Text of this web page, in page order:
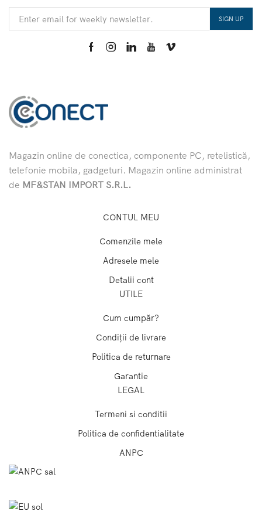
Magazin online de conectica, componente PC, retelistică,
telefonie mobila, gadgeturi. Magazin online administrat
de MF&STAN IMPORT S.R.L.
CONTUL MEU
Comenzile mele
Adresele mele
Detalii cont
UTILE
Cum cumpăr?
Condiții de livrare
Politica de returnare
Garantie
LEGAL
Termeni si conditii
Politica de confidentialitate
ANPC